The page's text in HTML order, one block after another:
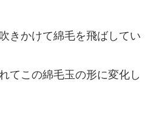
きかけて綿毛を飛ばしてい
てこの綿毛玉の形に変化し